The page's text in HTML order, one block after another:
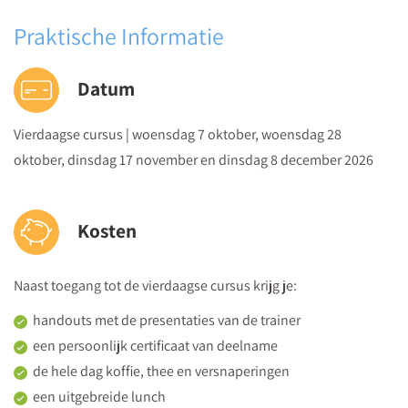
Wat is de werkwijze van Veilig Thuis? En wanneer schakel
Hoe doe je zorgvuldig een melding en hoe ga je om met
dilemma’s?
Hoe maak je gebruik van een sociale kaart?
Hoe vorm je een krachtige visie op veiligheid binnen de
Dag 3
Dinsdag 17 november 2026
Wat is een adviesgesprek en welke stappen doorloop je
in dit gesprek?
Hoe voer je een adviesgesprek met een collega?
Welke dilemma’s kun je tegenkomen in een
adviesgesprek? En hoe ga je hiermee om?
Praktische Informatie
Datum
Vierdaagse cursus | woensdag 7 oktober, woensdag 28
oktober, dinsdag 17 november en dinsdag 8 december 2026
Kosten
Naast toegang tot de vierdaagse cursus krijg je:
handouts met de presentaties van de trainer
een persoonlijk certificaat van deelname
de hele dag koffie, thee en versnaperingen
een uitgebreide lunch